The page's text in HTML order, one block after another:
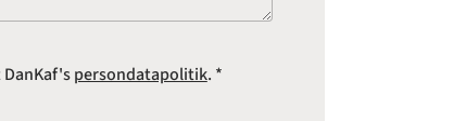
persondatapolitik. *